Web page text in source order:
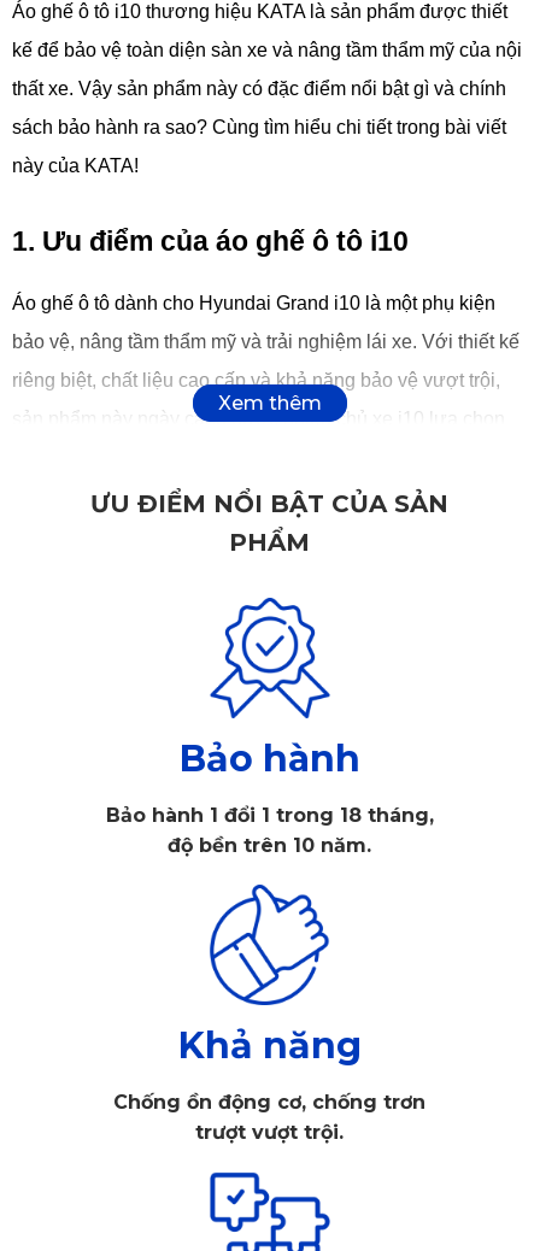
Áo ghế ô tô i10 thương hiệu KATA là sản phẩm được thiết
kế để bảo vệ toàn diện sàn xe và nâng tầm thẩm mỹ của nội
thất xe. Vậy sản phẩm này có đặc điểm nổi bật gì và chính
sách bảo hành ra sao? Cùng tìm hiểu chi tiết trong bài viết
này của KATA!
1. Ưu điểm của áo ghế ô tô i10
Áo ghế ô tô dành cho Hyundai Grand i10 là một phụ kiện
bảo vệ, nâng tầm thẩm mỹ và trải nghiệm lái xe. Với thiết kế
riêng biệt, chất liệu cao cấp và khả năng bảo vệ vượt trội,
sản phẩm này ngày càng được nhiều chủ xe i10 lựa chọn
1.1. Sự độc đáo trong thiết kế của áo ghế ô tô
Áo ghế ô tô 5 chỗ Grand i10 sở hữu thiết kế độc đáo và ấn
Áo ghế ô tô i10 được chế tác từ các loại da cao cấp đã qua
kiểm định chất lượng nghiêm ngặt.
ƯU ĐIỂM NỔI BẬT CỦA SẢN
PHẨM
Bảo hành
Bảo hành 1 đổi 1 trong 18 tháng,
độ bền trên 10 năm.
Khả năng
Chống ồn động cơ, chống trơn
trượt vượt trội.